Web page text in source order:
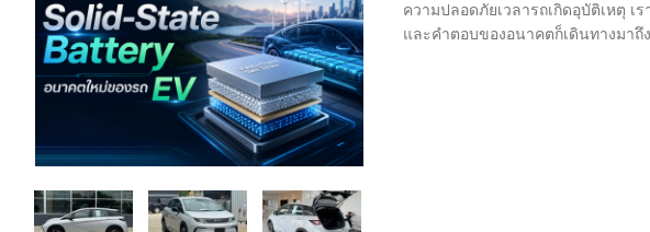
ความปลอดภัยเวลารถเกิดอุบัติเหตุ
และคำตอบของอนาคตก็เดินทางมาถึ